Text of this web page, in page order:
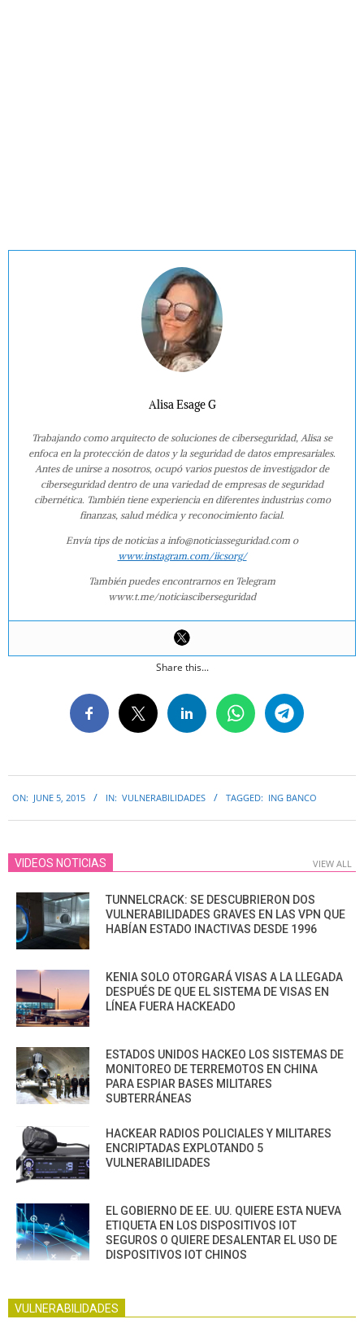
Alisa Esage G
Trabajando como arquitecto de soluciones de ciberseguridad, Alisa se
enfoca en la protección de datos y la seguridad de datos empresariales.
Antes de unirse a nosotros, ocupó varios puestos de investigador de
ciberseguridad dentro de una variedad de empresas de seguridad
cibernética. También tiene experiencia en diferentes industrias como
finanzas, salud médica y reconocimiento facial.
Envía tips de noticias a info@noticiasseguridad.com o
www.instagram.com/iicsorg/
También puedes encontrarnos en Telegram
www.t.me/noticiasciberseguridad
Share this...
06-
05
ON: JUNE 5, 2015 IN: VULNERABILIDADES TAGGED: ING BANCO
VIDEOS NOTICIAS VIEW ALL
TUNNELCRACK: SE DESCUBRIERON DOS
VULNERABILIDADES GRAVES EN LAS VPN QUE
HABÍAN ESTADO INACTIVAS DESDE 1996
KENIA SOLO OTORGARÁ VISAS A LA LLEGADA
DESPUÉS DE QUE EL SISTEMA DE VISAS EN
LÍNEA FUERA HACKEADO
ESTADOS UNIDOS HACKEO LOS SISTEMAS DE
MONITOREO DE TERREMOTOS EN CHINA
PARA ESPIAR BASES MILITARES
SUBTERRÁNEAS
HACKEAR RADIOS POLICIALES Y MILITARES
ENCRIPTADAS EXPLOTANDO 5
VULNERABILIDADES
EL GOBIERNO DE EE. UU. QUIERE ESTA NUEVA
ETIQUETA EN LOS DISPOSITIVOS IOT
SEGUROS O QUIERE DESALENTAR EL USO DE
DISPOSITIVOS IOT CHINOS
VULNERABILIDADES